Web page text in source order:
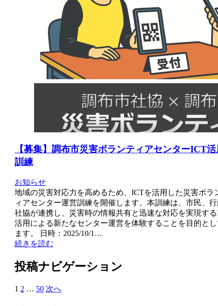
【募集】調布市災害ボランティアセンターICT活
訓練
お知らせ
地域の災害対応力を高めるため、ICTを活用した災害ボラ
ィアセンター運営訓練を開催します。本訓練は、市民、
社協が連携し、災害時の情報共有と迅速な対応を実現す
活用による新たなセンター運営を体験することを目的と
ます。 日時：2025/10/1…
続きを読む
投稿ナビゲーション
1 2 … 50 次へ